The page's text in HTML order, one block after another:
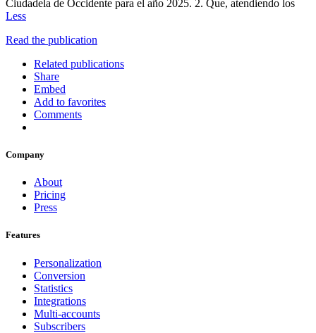
Ciudadela de Occidente para el año 2025. 2. Que, atendiendo los
Less
Read the publication
Related publications
Share
Embed
Add to favorites
Comments
Company
About
Pricing
Press
Features
Personalization
Conversion
Statistics
Integrations
Multi-accounts
Subscribers